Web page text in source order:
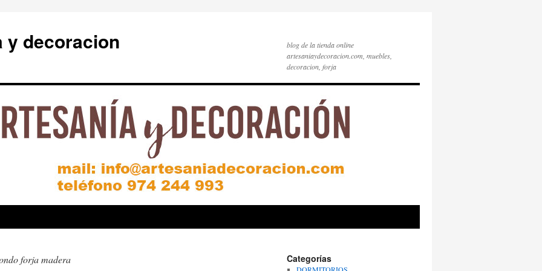
y decoracion
blog de la tienda online
artesaniaydecoracion.com, muebles,
decoracion, forja
forja madera Categorías